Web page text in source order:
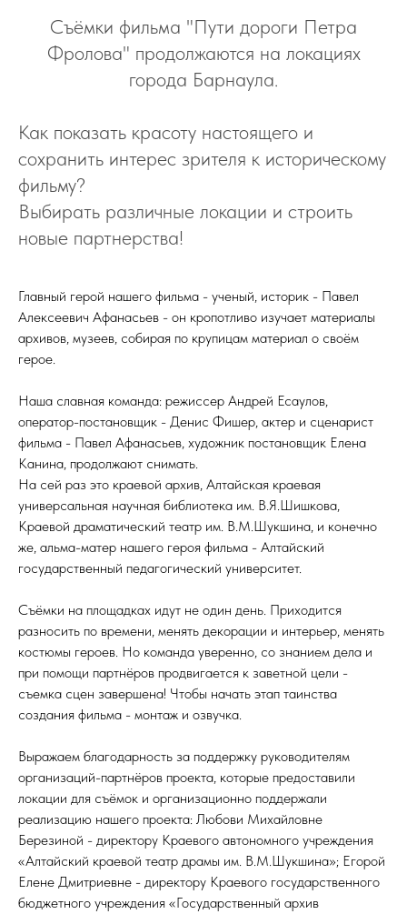
Съёмки фильма "Пути дороги Петра
Фролова" продолжаются на локациях
города Барнаула.
Как показать красоту настоящего и
сохранить интерес зрителя к историческому
фильму?
Выбирать различные локации и строить
новые партнерства!
Главный герой нашего фильма - ученый, историк - Павел
Алексеевич Афанасьев - он кропотливо изучает материалы
архивов, музеев, собирая по крупицам материал о своём
герое.
Наша славная команда: режиссер Андрей Есаулов,
оператор-постановщик - Денис Фишер, актер и сценарист
фильма - Павел Афанасьев, художник постановщик Елена
Канина, продолжают снимать.
На сей раз это краевой архив, Алтайская краевая
универсальная научная библиотека им. В.Я.Шишкова,
Краевой драматический театр им. В.М.Шукшина, и конечно
же, альма-матер нашего героя фильма - Алтайский
государственный педагогический университет.
Съёмки на площадках идут не один день. Приходится
разносить по времени, менять декорации и интерьер, менять
костюмы героев. Но команда уверенно, со знанием дела и
при помощи партнёров продвигается к заветной цели -
съемка сцен завершена! Чтобы начать этап таинства
создания фильма - монтаж и озвучка.
Выражаем благодарность за поддержку руководителям
организаций-партнёров проекта, которые предоставили
локации для съёмок и организационно поддержали
реализацию нашего проекта: Любови Михайловне
Березиной - директору Краевого автономного учреждения
«Алтайский краевой театр драмы им. В.М.Шукшина»; Егорой
Елене Дмитриевне - директору Краевого государственного
бюджетного учреждения «Государственный архив